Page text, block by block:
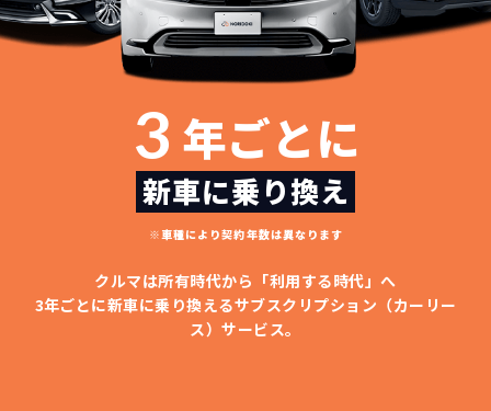
3 年ごとに
新車に乗り換え
※車種により契約年数は異なります
クルマは所有時代から「利用する時代」へ
3年ごとに新車に乗り換えるサブスクリプション（カーリー
ス）サービス。
安さの秘密
低価格が可能に！
ジョイカルジャパンが今まで培ってきた
故障リスクが非常に低い
3年以内の契約なので、故障リスクが非常
ー保証があるから安心です。
新車購入時の税金や
諸費用などが不要
車を購入する場合、購入時に｢登録時諸費
用｣や「各種税金」は車両本体以外にかか